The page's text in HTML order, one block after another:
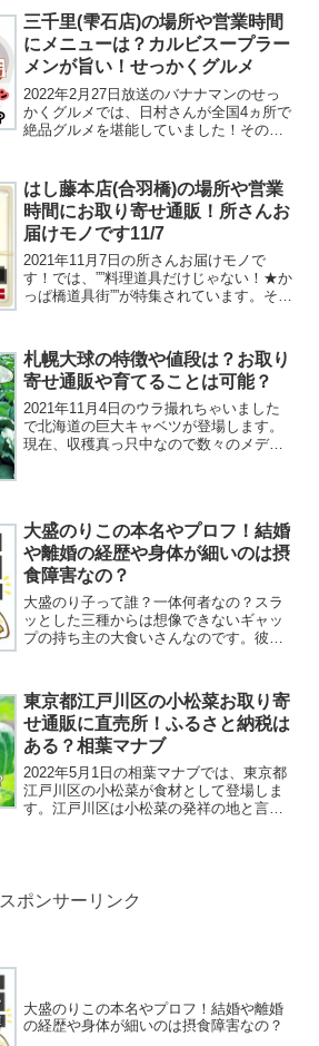
なんです。一体どんな方なのでしょう？
バタート...
三千里(雫石店)の場所や営業時間
にメニューは？カルビスープラー
メンが旨い！せっかくグルメ
2022年2月27日放送のバナナマンのせっ
かくグルメでは、日村さんが全国4ヵ所で
絶品グルメを堪能していました！その中
石店のお店の場所やメニューなどをまと
めちゃいました！...
はし藤本店(合羽橋)の場所や営業
時間にお取り寄せ通販！所さんお
届けモノです11/7
2021年11月7日の所さんお届けモノで
す！では、””料理道具だけじゃない！★か
っぱ橋道具街””が特集されています。その
もあるというお店「はし藤本店」。地球
に優しく、多...
札幌大球の特徴や値段は？お取り
寄せ通販や育てることは可能？
2021年11月4日のウラ撮れちゃいました
で北海道の巨大キャベツが登場します。
現在、収穫真っ只中なので数々のメディ
大盛のりこの本名やプロフ！結婚
や離婚の経歴や身体が細いのは摂
食障害なの？
大盛のり子って誰？一体何者なの？スラ
ッとした三種からは想像できないギャッ
プの持ち主の大食いさんなのです。彼女
んも気になりますか？要チェックです
よ！
東京都江戸川区の小松菜お取り寄
せ通販に直売所！ふるさと納税は
ある？相葉マナブ
2022年5月1日の相葉マナブでは、東京都
江戸川区の小松菜が食材として登場しま
す。江戸川区は小松菜の発祥の地と言わ
スポンサーリンク
大盛のりこの本名やプロフ！結婚や離婚
の経歴や身体が細いのは摂食障害なの？